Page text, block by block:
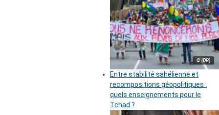
© (DR)
Entre stabilité sahélienne et
recompositions géopolitiques :
quels enseignements pour le
Tchad ?